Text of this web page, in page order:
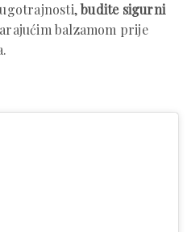
budite sigurni
balzamom prije